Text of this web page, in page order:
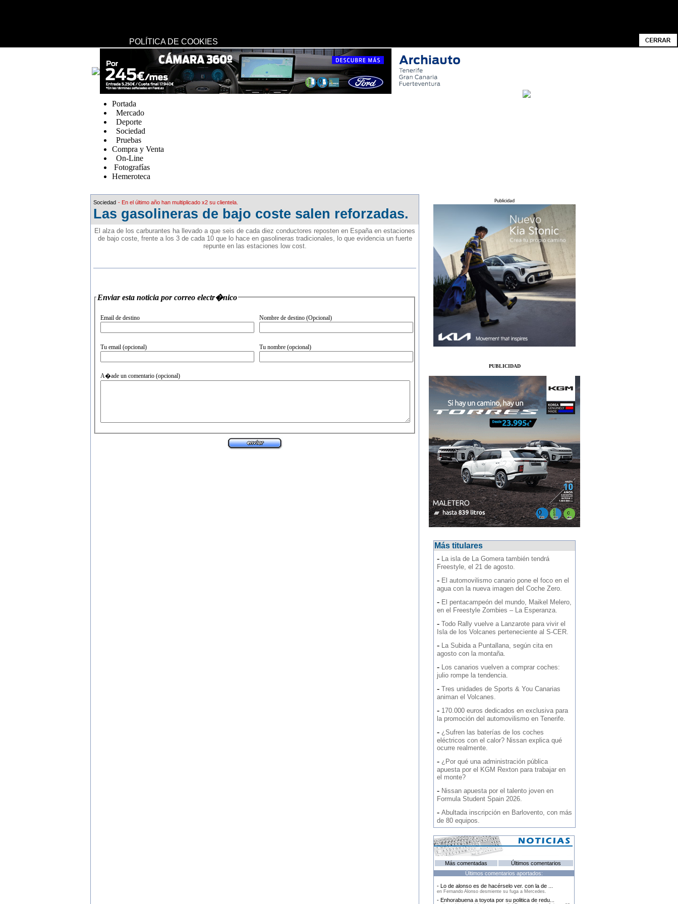
POLÍTICA DE COOKIES
Portada
Mercado
Deporte
Sociedad
Pruebas
Compra y Venta
On-Line
Fotografías
Hemeroteca
Fake Watches
Sociedad - En el último año han multiplicado x2 su clientela.
Las gasolineras de bajo coste salen reforzadas.
El alza de los carburantes ha llevado a que seis de cada diez conductores reposten en España en estaciones
de bajo coste, frente a los 3 de cada 10 que lo hace en gasolineras tradicionales, lo que evidencia un fuerte
repunte en las estaciones low cost.
Enviar esta noticia por correo electr�nico
Email de destino Nombre de destino (Opcional)
Tu email (opcional) Tu nombre (opcional)
A�ade un comentario (opcional)
Publicidad
PUBLICIDAD
Más titulares
- La isla de La Gomera también tendrá
Freestyle, el 21 de agosto.
- El automovilismo canario pone el foco en el
agua con la nueva imagen del Coche Zero.
- El pentacampeón del mundo, Maikel Melero,
en el Freestyle Zombies – La Esperanza.
- Todo Rally vuelve a Lanzarote para vivir el
Isla de los Volcanes perteneciente al S-CER.
- La Subida a Puntallana, según cita en
agosto con la montaña.
- Los canarios vuelven a comprar coches:
julio rompe la tendencia.
- Tres unidades de Sports & You Canarias
animan el Volcanes.
- 170.000 euros dedicados en exclusiva para
la promoción del automovilismo en Tenerife.
- ¿Sufren las baterías de los coches
eléctricos con el calor? Nissan explica qué
ocurre realmente.
- ¿Por qué una administración pública
apuesta por el KGM Rexton para trabajar en
el monte?
- Nissan apuesta por el talento joven en
Formula Student Spain 2026.
- Abultada inscripción en Barlovento, con más
de 80 equipos.
Más comentadas
Últimos comentarios
Últimos comentarios aportados:
- Lo de alonso es de hacérselo ver. con la de ...
en Fernando Alonso desmiente su fuga a Mercedes.
- Enhorabuena a toyota por su politica de redu...